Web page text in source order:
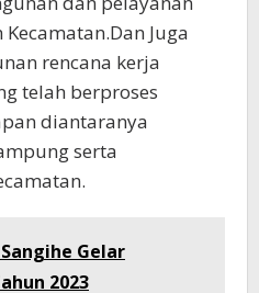
Juga
rencana kerja
telah berproses
diantaranya
serta
Gelar
2023